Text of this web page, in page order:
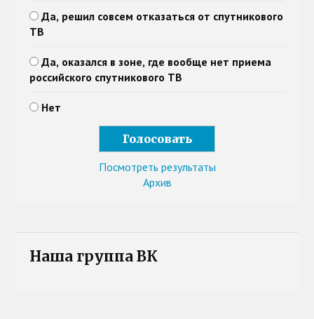
Да, решил совсем отказаться от спутникового
ТВ
Да, оказался в зоне, где вообще нет приема
российского спутникового ТВ
Нет
Посмотреть результаты
Архив
Наша группа ВК